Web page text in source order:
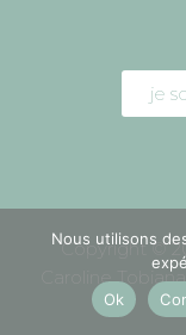
je
Copyright ©
Caroline
Nous utilisons
Ok